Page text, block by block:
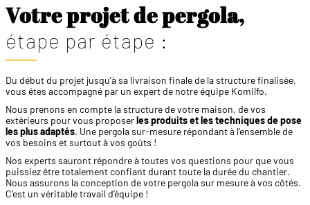
Votre projet de pergola,
étape par étape :
Du début du projet jusqu’à sa livraison finale de la structure finalisée,
vous êtes accompagné par un expert de notre équipe Komilfo.
Nous prenons en compte la structure de votre maison, de vos
extérieurs pour vous proposerles produits et les techniques de pose
les plus adaptés. Une pergola sur-mesure répondant à l'ensemble de
vos besoins et surtout à vos goûts !
Nos experts sauront répondre à toutes vos questions pour que vous
puissiez être totalement confiant durant toute la durée du chantier.
Nous assurons la conception de votre pergola sur mesure à vos côtés.
C’est un véritable travail d’équipe !